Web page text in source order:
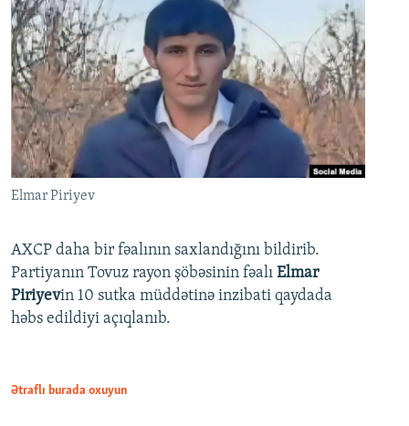
Elmar Piriyev
AXCP daha bir fəalının saxlandığını bildirib.
Partiyanın Tovuz rayon şöbəsinin fəalı Elmar
Piriyevin 10 sutka müddətinə inzibati qaydada
həbs edildiyi açıqlanıb.
Ətraflı burada oxuyun